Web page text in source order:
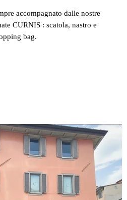
accompagnato dalle nostre
CURNIS : scatola, nastro e
bag.